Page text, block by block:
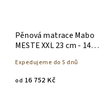
Pěnová matrace Mabo
MESTE XXL 23 cm - 140 x
Expedujeme do 5 dnů
od 16 752 Kč